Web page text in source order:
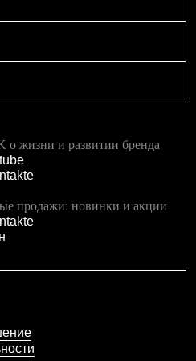
жизни и развитии бренда
продажи: новинки и акции